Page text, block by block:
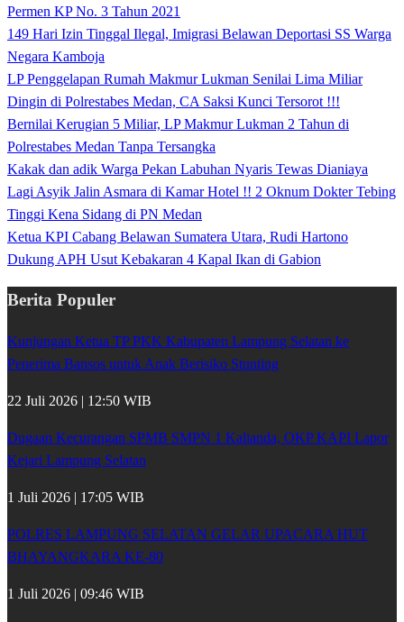
Permen KP No. 3 Tahun 2021
149 Hari Izin Tinggal Ilegal, Imigrasi Belawan Deportasi SS Warga
Negara Kamboja
LP Penggelapan Rumah Makmur Lukman Senilai Lima Miliar
Dingin di Polrestabes Medan, CA Saksi Kunci Tersorot !!!
Bernilai Kerugian 5 Miliar, LP Makmur Lukman 2 Tahun di
Polrestabes Medan Tanpa Tersangka
Kakak dan adik Warga Pekan Labuhan Nyaris Tewas Dianiaya
Lagi Asyik Jalin Asmara di Kamar Hotel !! 2 Oknum Dokter Tebing
Tinggi Kena Sidang di PN Medan
Ketua KPI Cabang Belawan Sumatera Utara, Rudi Hartono
Dukung APH Usut Kebakaran 4 Kapal Ikan di Gabion
Berita Populer
Kunjungan Ketua TP PKK Kabupaten Lampung Selatan ke
Penerima Bansos untuk Anak Berisiko Stunting
22 Juli 2026 | 12:50 WIB
Dugaan Kecurangan SPMB SMPN 1 Kalianda, OKP KAPI Lapor
Kejari Lampung Selatan
1 Juli 2026 | 17:05 WIB
POLRES LAMPUNG SELATAN GELAR UPACARA HUT
BHAYANGKARA KE-80
1 Juli 2026 | 09:46 WIB